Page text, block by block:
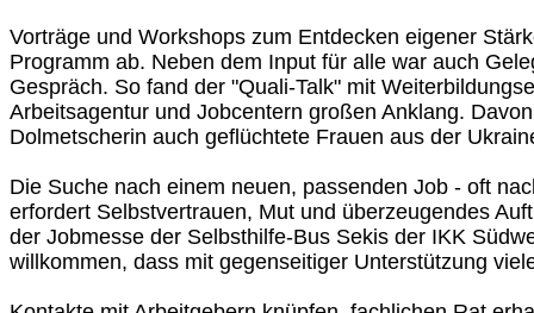
Vorträge und Workshops zum Entdecken eigener
Programm ab. Neben dem Input für alle war auch
Gespräch. So fand der "Quali-Talk" mit
Arbeitsagentur und Jobcentern großen Anklang.
Dolmetscherin auch geflüchtete Frauen aus der
Die Suche nach einem neuen, passenden Job - oft
erfordert Selbstvertrauen, Mut und überzeugendes
der Jobmesse der Selbsthilfe-Bus Sekis der IKK
willkommen, dass mit gegenseitiger Unterstützung